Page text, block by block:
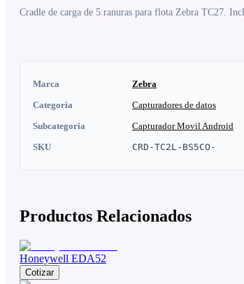
Cradle de carga de 5 ranuras para flota Zebra TC27.
Marca
Zebra
Categoria
Capturadores de datos
Subcategoria
Capturador Movil Android
SKU
CRD-TC2L-BS5CO-
Productos Relacionados
Honeywell EDA52
Cotizar